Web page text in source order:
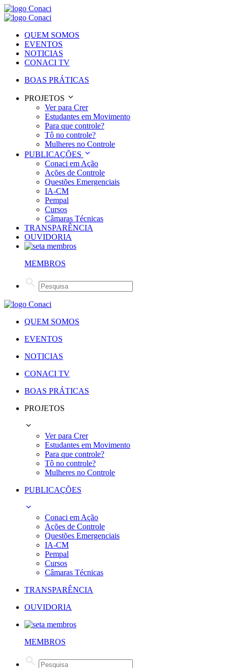
QUEM SOMOS
EVENTOS
NOTICIAS
CONACI TV
BOAS PRÁTICAS
PROJETOS
Ver para Crer
Estudantes em Movimento
Para que controle?
Tô no controle?
Mulheres no Controle
PUBLICAÇÕES
Conaci em Ação
Ações de Controle
Questões Emergenciais
IA-CM
Pempal
Cursos
Câmaras Técnicas
TRANSPARÊNCIA
OUVIDORIA
MEMBROS
QUEM SOMOS
EVENTOS
NOTICIAS
CONACI TV
BOAS PRÁTICAS
PROJETOS
Ver para Crer
Estudantes em Movimento
Para que controle?
Tô no controle?
Mulheres no Controle
PUBLICAÇÕES
Conaci em Ação
Ações de Controle
Questões Emergenciais
IA-CM
Pempal
Cursos
Câmaras Técnicas
TRANSPARÊNCIA
OUVIDORIA
MEMBROS